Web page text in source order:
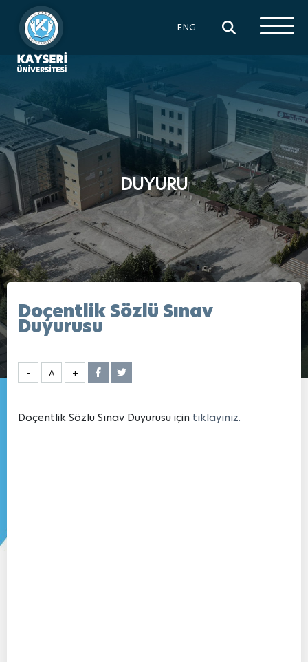
ENG ×
DUYURU
Doçentlik Sözlü Sınav
Duyurusu
- A +
Doçentlik Sözlü Sınav Duyurusu için tıklayınız.